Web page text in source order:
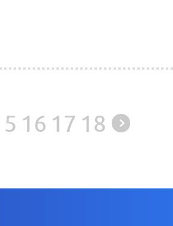
161718